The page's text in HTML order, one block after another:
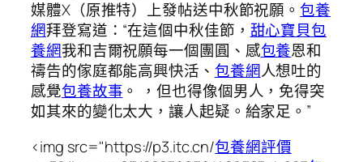
媒體X（原推特）上發帖送中秋節祝願。包養
網拜登寫道：“在這個中秋佳節， 甜心寶貝包
養網我和吉爾祝願每一個團圓、感包養恩和
禱告的傢庭都能高興快活、 包養網人想吐的
感覺包養故事 。 ，但也得像個男人，免得突
如其來的變化太大，讓人起疑。給家足。”
<img src="https://p3.itc.cn/包養網評價